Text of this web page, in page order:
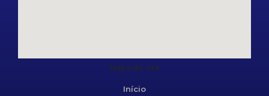
Mapa do site
Início